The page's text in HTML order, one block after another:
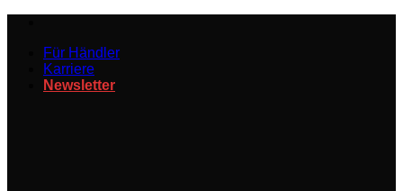
springenFür Händler
Karriere
Newsletter